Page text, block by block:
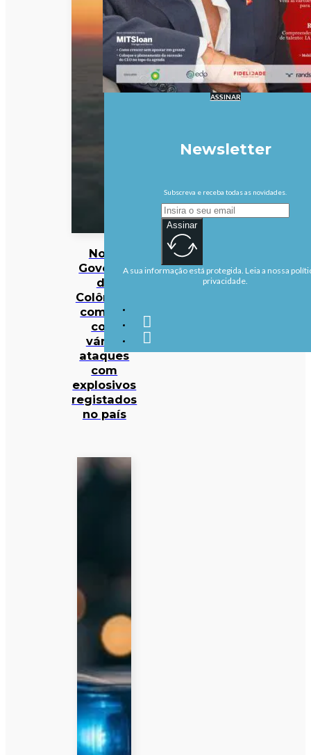
Novo
Governo
da
Colômbia
começa
com
vários
ataques
com
explosivos
registados
no país
ASSINAR
Newsletter
Subscreva e receba todas as novidades.
Assinar
A sua informação está protegida. Leia a nossa
privacidade.